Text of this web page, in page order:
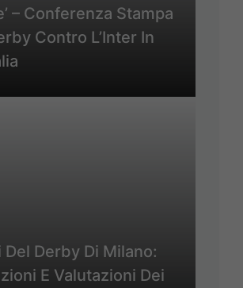
– Conferenza Stampa
Contro L’Inter In
Del Derby Di Milano:
E Valutazioni Dei